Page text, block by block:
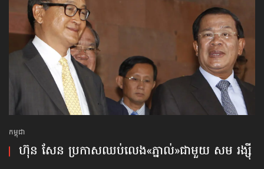
កម្ពុជា
ហ៊ុន សែន ប្រកាស​ឈប់​លេង​​«ភ្នាល់»​​ជាមួយ សម រង្ស៊ី